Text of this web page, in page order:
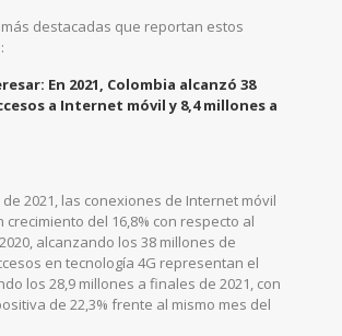
destacadas que reportan estos
En 2021, Colombia alcanzó 38
a Internet móvil y 8,4 millones a
2021, las conexiones de Internet móvil
del 16,8% con respecto al
alcanzando los 38 millones de
en tecnología 4G representan el
los 28,9 millones a finales de 2021, con
de 22,3% frente al mismo mes del